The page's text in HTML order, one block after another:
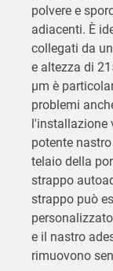
polvere e
adiacenti. È
collegati da
e altezza di
µm è
problemi
l'installazione
potente
telaio della
strappo
strappo può
e il nastro
rimuovono